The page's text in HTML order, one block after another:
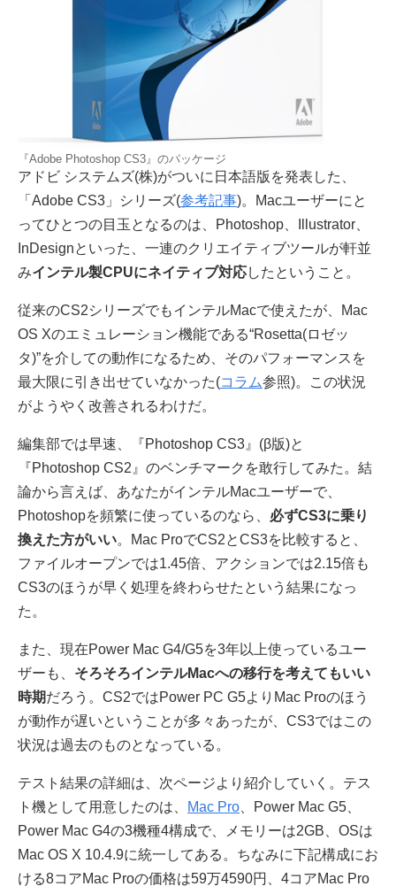
『Adobe Photoshop CS3』のパッケージ
アドビ システムズ(株)がついに日本語版を発表した、
「Adobe CS3」シリーズ(参考記事)。Macユーザーにと
ってひとつの目玉となるのは、Photoshop、Illustrator、
InDesignといった、一連のクリエイティブツールが軒並
みインテル製CPUにネイティブ対応したということ。
従来のCS2シリーズでもインテルMacで使えたが、Mac
OS Xのエミュレーション機能である“Rosetta(ロゼッ
タ)”を介しての動作になるため、そのパフォーマンスを
最大限に引き出せていなかった(コラム参照)。この状況
がようやく改善されるわけだ。
編集部では早速、『Photoshop CS3』(β版)と
『Photoshop CS2』のベンチマークを敢行してみた。結
論から言えば、あなたがインテルMacユーザーで、
Photoshopを頻繁に使っているのなら、 必ずCS3に乗り
換えた方がいい。Mac ProでCS2とCS3を比較すると、
ファイルオープンでは1.45倍、アクションでは2.15倍も
CS3のほうが早く処理を終わらせたという結果になっ
た。
また、現在Power Mac G4/G5を3年以上使っているユー
ザーも、 そろそろインテルMacへの移行を考えてもいい
時期だろう。CS2ではPower PC G5よりMac Proのほう
が動作が遅いということが多々あったが、CS3ではこの
状況は過去のものとなっている。
テスト結果の詳細は、次ページより紹介していく。テス
ト機として用意したのは、
Mac Pro 、Power Mac G5、
Power Mac G4の3機種4構成で、メモリーは2GB、OSは
Mac OS X 10.4.9に統一してある。ちなみに下記構成にお
ける8コアMac Proの価格は59万4590円、4コアMac Pro